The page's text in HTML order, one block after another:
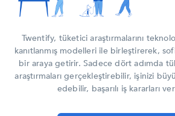
Twentify, tüketici araştırmalarını
kanıtlanmış modelleri ile birleştirerek,
bir araya getirir. Sadece dört adımda
araştırmaları gerçekleştirebilir, işinizi
edebilir, başarılı iş kararları